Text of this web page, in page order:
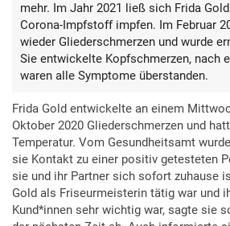
mehr. Im Jahr 2021 ließ sich Frida
Corona-Impfstoff impfen. Im Februar
wieder Gliederschmerzen und wurde
Sie entwickelte Kopfschmerzen, nach
waren alle Symptome überstanden.
Frida Gold entwickelte an einem
Oktober 2020 Gliederschmerzen und
Temperatur. Vom Gesundheitsamt
sie Kontakt zu einer positiv getesteten
sie und ihr Partner sich sofort zuhause
Gold als Friseurmeisterin tätig war und
Kund*innen sehr wichtig war, sagte sie